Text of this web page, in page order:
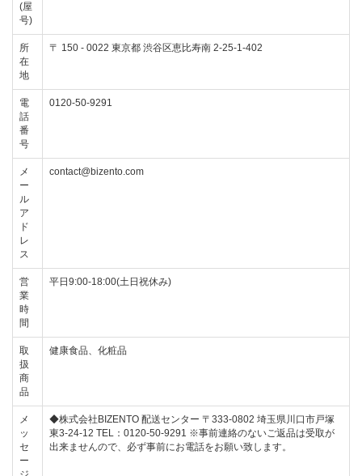
(屋
号)
所
在
地
〒 150 - 0022 東京都 渋谷区恵比寿南 2-25-1-402
電
話
番
号
0120-50-9291
メ
ー
ル
ア
ド
レ
ス
contact@bizento.com
営
業
時
間
平日9:00-18:00(土日祝休み)
取
扱
商
品
健康食品、化粧品
メ
ッ
セ
ー
◆株式会社BIZENTO 配送センター 〒333-0802 埼玉県川口市戸塚
東3‐24‐12 TEL：0120-50-9291 ※事前連絡のないご返品は受取が
出来ませんので、必ず事前にお電話をお願い致します。